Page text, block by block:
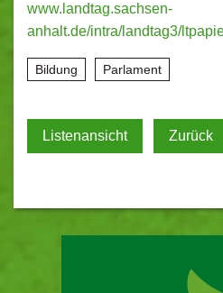
www.landtag.sachsen-
anhalt.de/intra/landtag3/
Bildung Parlament
Listenansicht Zurück